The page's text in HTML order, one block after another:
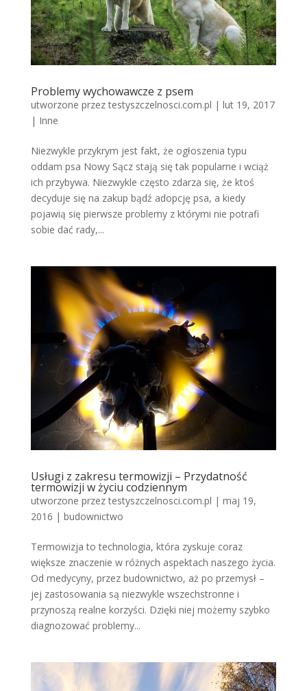
Problemy wychowawcze z psem
utworzone przeztestyszczelnosci.com.pl | lut 19, 2017
| Inne
Niezwykle przykrym jest fakt, że ogłoszenia typu
oddam psa Nowy Sącz stają się tak popularne i wciąż
ich przybywa. Niezwykle często zdarza się, że ktoś
decyduje się na zakup bądź adopcję psa, a kiedy
pojawią się pierwsze problemy z którymi nie potrafi
sobie dać rady,...
Usługi z zakresu termowizji – Przydatność
termowizji w życiu codziennym
utworzone przeztestyszczelnosci.com.pl | maj 19,
2016 | budownictwo
Termowizja to technologia, która zyskuje coraz
większe znaczenie w różnych aspektach naszego życia.
Od medycyny, przez budownictwo, aż po przemysł –
jej zastosowania są niezwykle wszechstronne i
przynoszą realne korzyści. Dzięki niej możemy szybko
diagnozować problemy...